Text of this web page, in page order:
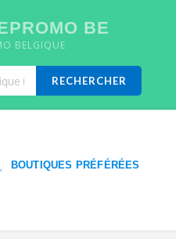
BE
BELGIQUE
RECHERCHER
BOUTIQUES PRÉFÉRÉES